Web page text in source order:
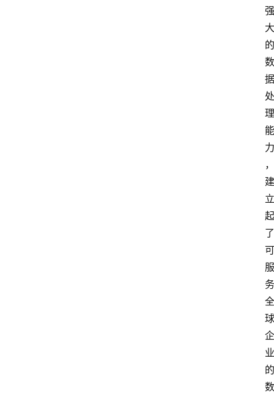
强
大
的
数
据
处
理
能
力
，
建
立
起
了
可
服
务
全
球
企
业
的
数